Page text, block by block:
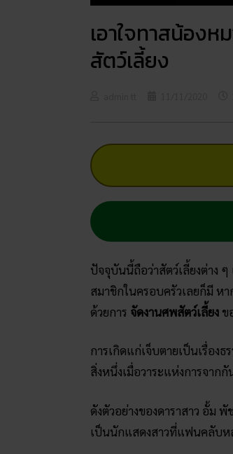
เอาใจทาสน้อง
สัตว์เลี้ยง
ปัจจุบันนี้ถือว่าสัตว์เลี้ยงต่าง
สมาชิกในครอบครัวเลยก็มี ห
ด้วยการ จัดงานศพสัตว์เลี้ยง ข
การเกิดแก่เจ็บตายเป็นเรื่อง
สิ่งหนึ่งเมื่อวาระแห่งการจา
ดังตัวอย่างของดาราสาว อั้ม
เป็นนักแสดงสาวที่แฟนคลับห